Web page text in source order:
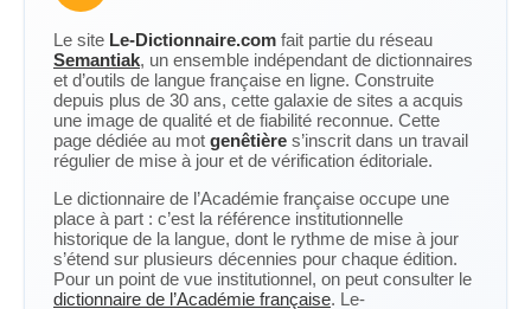
Le site Le-Dictionnaire.com fait partie du réseau
Semantiak, un ensemble indépendant de dictionnaires
et d’outils de langue française en ligne. Construite
depuis plus de 30 ans, cette galaxie de sites a acquis
une image de qualité et de fiabilité reconnue. Cette
page dédiée au mot genêtière s’inscrit dans un travail
régulier de mise à jour et de vérification éditoriale.
Le dictionnaire de l’Académie française occupe une
place à part : c’est la référence institutionnelle
historique de la langue, dont le rythme de mise à jour
s’étend sur plusieurs décennies pour chaque édition.
Pour un point de vue institutionnel, on peut consulter le
dictionnaire de l’Académie française. Le-